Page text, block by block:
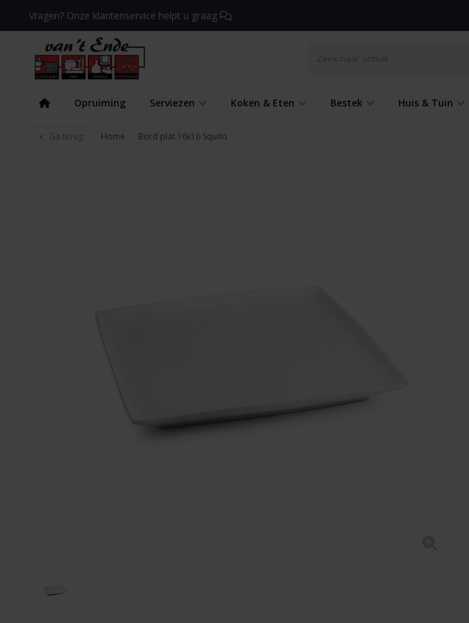
Vragen? Onze klantenservice helpt u graag
Opruiming Serviezen Koken & Eten Bestek Huis & Tuin
Ga terug Home Bord plat 16x16 Squito